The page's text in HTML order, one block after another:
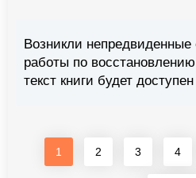
Возникли
работы по
текст книги будет доступен
1 2 3 4